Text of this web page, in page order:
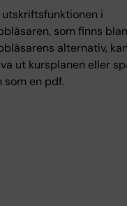
i
som finns
alternativ,
ut kursplanen eller
som en pdf.